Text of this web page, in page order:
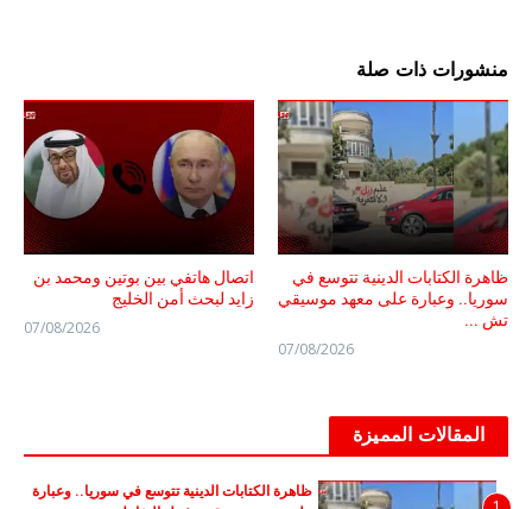
منشورات ذات صلة
ظاهرة الكتابات الدينية تتوسع في
سوريا.. وعبارة على معهد موسيقي
تش ...
07/08/2026
اتصال هاتفي بين بوتين ومحمد بن
زايد لبحث أمن الخليج
07/08/2026
المقالات المميزة
ظاهرة الكتابات الدينية تتوسع في سوريا.. وعبارة